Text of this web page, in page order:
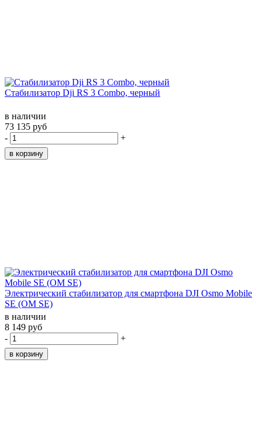
Стабилизатор Dji RS 3 Combo, черный
в наличии
73 135 руб
-
+
Электрический стабилизатор для смартфона DJI Osmo Mobile
SE (OM SE)
в наличии
8 149 руб
-
+